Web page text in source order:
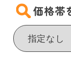
価格帯